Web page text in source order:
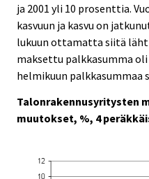
ja 2001 yli 10 prosenttia.
kasvuun ja kasvu on
lukuun ottamatta siitä
maksettu palkkasumma
helmikuun palkkasummaa
Talonrakennusyritysten
muutokset, %, 4